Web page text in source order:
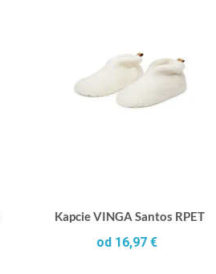
Kapcie VINGA Santos RPET
od 16,97 €